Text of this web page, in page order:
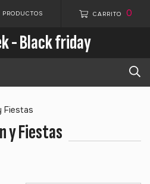
PRODUCTOS CARRITO 0
- Black friday
Fiestas
y Fiestas